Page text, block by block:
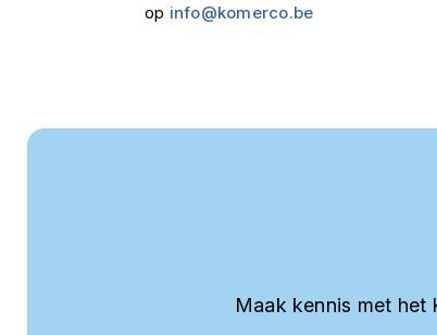
op info@komerco.be
Maak kennis met